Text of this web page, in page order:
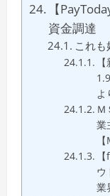
【
資金調達
これも
よ
業
ウ
業